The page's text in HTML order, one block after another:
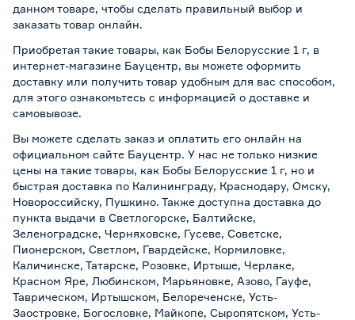
данном товаре, чтобы сделать правильный выбор и
заказать товар онлайн.
Приобретая такие товары, как Бобы Белорусские 1 г, в
интернет-магазине Бауцентр, вы можете оформить
доставку или получить товар удобным для вас способом,
для этого ознакомьтесь с информацией о доставке и
самовывозе.
Вы можете сделать заказ и оплатить его онлайн на
официальном сайте Бауцентр. У нас не только низкие
цены на такие товары, как Бобы Белорусские 1 г, но и
быстрая доставка по Калининграду, Краснодару, Омску,
Новороссийску, Пушкино. Также доступна доставка до
пункта выдачи в Светлогорске, Балтийске,
Зеленоградске, Черняховске, Гусеве, Советске,
Пионерском, Светлом, Гвардейске, Кормиловке,
Каличинске, Татарске, Розовке, Иртыше, Черлаке,
Красном Яре, Любинском, Марьяновке, Азово, Гауфе,
Таврическом, Иртышском, Белореченске, Усть-
Заостровке, Богословке, Майкопе, Сыропятском, Усть-